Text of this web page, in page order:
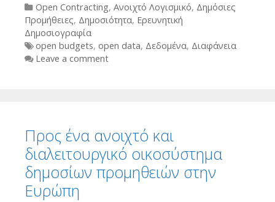
Categories
Open Contracting, Ανοιχτό Λογισμικό, Δημόσιες
Προμήθειες, Δημοσιότητα, Ερευνητική
Δημοσιογραφία
Tags
open budgets, open data, Δεδομένα, Διαφάνεια
Leave a comment
Προς ένα ανοιχτό και
διαλειτουργικό οικοσύστημα
δημοσίων προμηθειών στην
Ευρώπη